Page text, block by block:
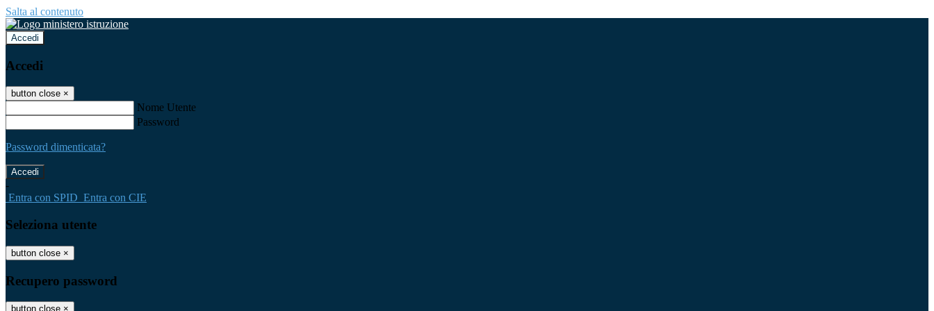
Salta al contenuto
Accedi
Accedi
button close ×
Nome Utente
Password
Password dimenticata?
-
Entra con SPID Entra con CIE
Seleziona utente
button close ×
Recupero password
button close ×